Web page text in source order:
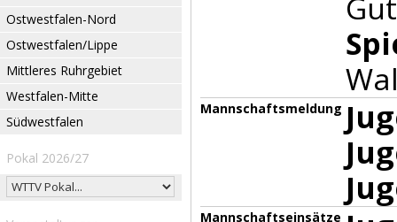
Ostwestfalen-Nord
Ostwestfalen/Lippe
Mittleres Ruhrgebiet
Westfalen-Mitte
Südwestfalen
Pokal 2026/27
Mannschaftsmeldung
Mannschaftseinsätze